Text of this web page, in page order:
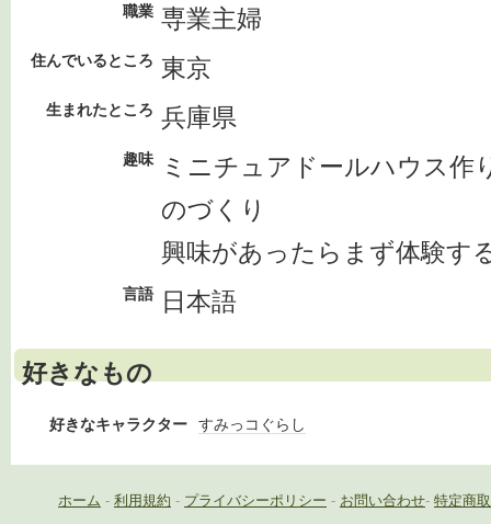
職業 専業主婦
住んでいるところ 東京
生まれたところ 兵庫県
趣味
ミニチュアドールハウス作
のづくり
興味があったらまず体験す
言語 日本語
好きなもの
好きなキャラクター すみっコぐらし
ホーム - 利用規約 - プライバシーポリシー - お問い合わせ- 特定商